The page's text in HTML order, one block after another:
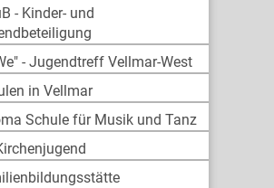
- Kinder- und
- Jugendtreff Vellmar-West
in Vellmar
Schule für Musik und Tanz